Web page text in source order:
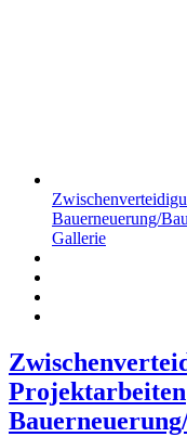
Bauerneuerung/
Gallerie
Projektarbeiten